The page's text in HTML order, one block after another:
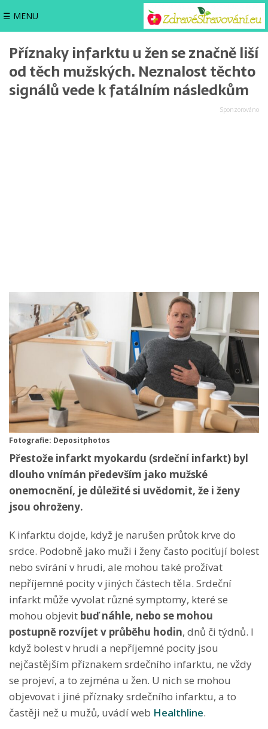
☰ MENU
Příznaky infarktu u žen se značně liší
od těch mužských. Neznalost těchto
signálů vede k fatálním následkům
Fotografie: Depositphotos
Přestože infarkt myokardu (srdeční infarkt) byl
dlouho vnímán především jako mužské
onemocnění, je důležité si uvědomit, že i ženy
jsou ohroženy.
K infarktu dojde, když je narušen průtok krve do
srdce. Podobně jako muži i ženy často pociťují bolest
nebo svírání v hrudi, ale mohou také prožívat
nepříjemné pocity v jiných částech těla. Srdeční
infarkt může vyvolat různé symptomy, které se
mohou objevit buď náhle, nebo se mohou
postupně rozvíjet v průběhu hodin, dnů či týdnů. I
když bolest v hrudi a nepříjemné pocity jsou
nejčastějším příznakem srdečního infarktu, ne vždy
se projeví, a to zejména u žen. U nich se mohou
objevovat i jiné příznaky srdečního infarktu, a to
častěji než u mužů, uvádí web Healthline.